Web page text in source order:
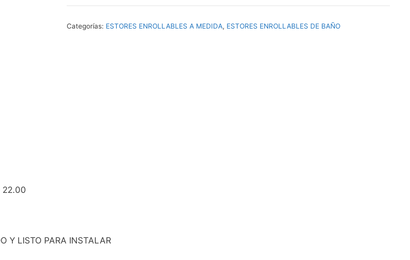
TULIPAN
cantidad
Categorías: ESTORES ENROLLABLES A MEDIDA, ESTORES ENROLLABLES DE BAÑO
22.00
Y LISTO PARA INSTALAR